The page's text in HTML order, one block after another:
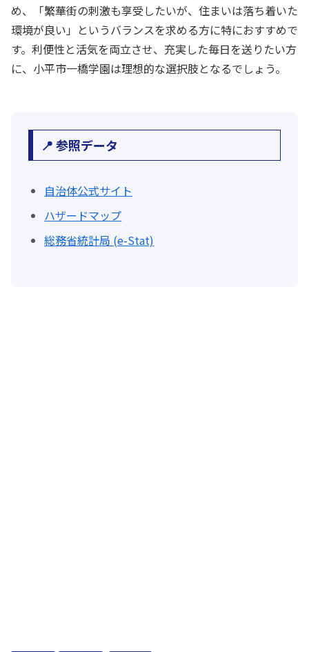
め、「繁華街の刺激も享受したいが、住まいは落ち着いた
環境が良い」というバランスを求める方に特におすすめで
す。利便性と活気を両立させ、充実した毎日を送りたい方
に、小平市一橋学園は理想的な選択肢となるでしょう。
📍 参照データ
自治体公式サイト
ハザードマップ
総務省統計局 (e-Stat)